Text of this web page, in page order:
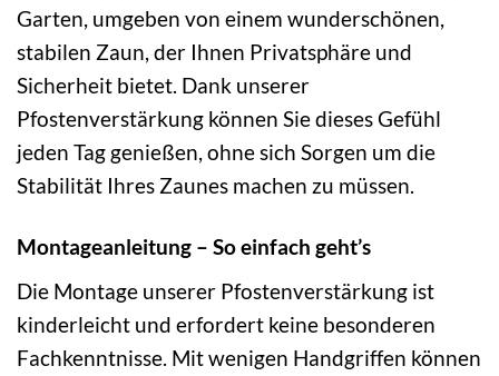
Garten, umgeben von einem wunderschönen,
stabilen Zaun, der Ihnen Privatsphäre und
Sicherheit bietet. Dank unserer
Pfostenverstärkung können Sie dieses Gefühl
jeden Tag genießen, ohne sich Sorgen um die
Stabilität Ihres Zaunes machen zu müssen.
Montageanleitung – So einfach geht’s
Die Montage unserer Pfostenverstärkung ist
kinderleicht und erfordert keine besonderen
Fachkenntnisse. Mit wenigen Handgriffen können